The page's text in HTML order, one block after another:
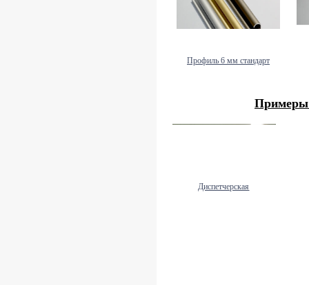
Профиль 6 мм стандарт
Примеры
Диспетчерская